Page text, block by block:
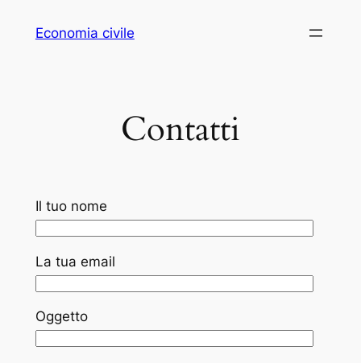
Economia civile
Contatti
Il tuo nome
La tua email
Oggetto